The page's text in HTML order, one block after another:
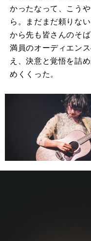
かったなって、こう
ら。まだまだ頼りな
から先も皆さんのそ
満員のオーディエン
え、決意と覚悟を詰
めくくった。